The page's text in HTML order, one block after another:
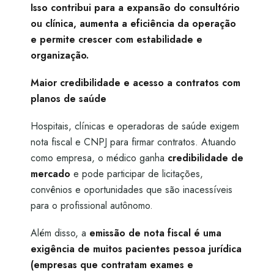
Isso contribui para a expansão do consultório
ou clínica, aumenta a eficiência da operação
e permite crescer com estabilidade e
organização.
Maior credibilidade e acesso a contratos com
planos de saúde
Hospitais, clínicas e operadoras de saúde exigem
nota fiscal e CNPJ para firmar contratos. Atuando
como empresa, o médico ganha credibilidade de
mercado e pode participar de licitações,
convênios e oportunidades que são inacessíveis
para o profissional autônomo.
Além disso, a emissão de nota fiscal é uma
exigência de muitos pacientes pessoa jurídica
(empresas que contratam exames e